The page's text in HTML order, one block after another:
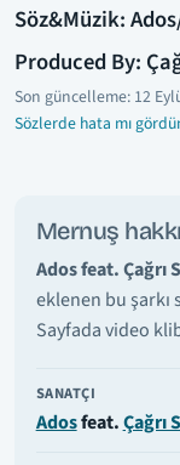
Söz&Müzik:
Produced By:
Son güncelleme: 12
Sözlerde hata mı
Mernuş
Ados feat. Çağrı
eklenen bu şarkı
Sayfada video
SANATÇI
Adosfeat.Çağrı